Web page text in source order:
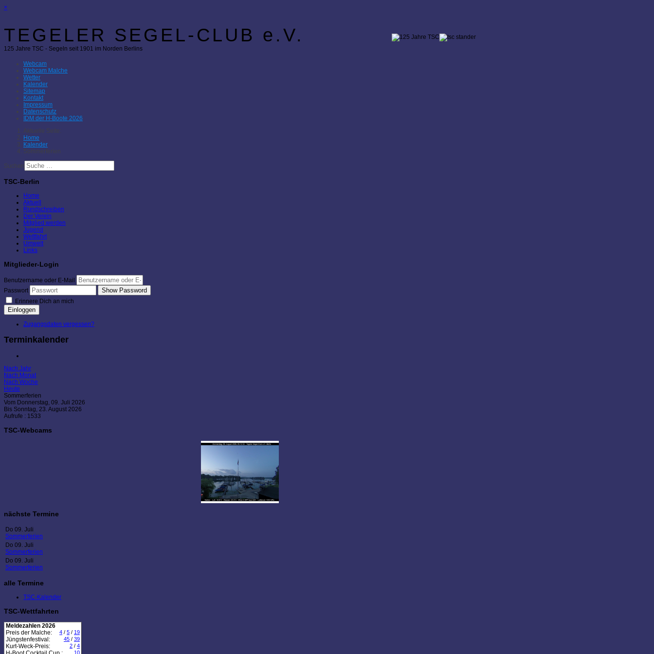
×
TEGELER SEGEL-CLUB e.V.
125 Jahre TSC - Segeln seit 1901 im Norden Berlins
Webcam
Webcam Malche
Wetter
Kalender
Sitemap
Kontakt
Impressum
Datenschutz
IDM der H-Boote 2026
Aktuelle Seite:
Home
Kalender
Sommerferien
Suchen
TSC-Berlin
Home
Aktuell
Rundschreiben
Der Verein
Mitglied werden
Jugend
Wettfahrt
Umwelt
Links
Mitglieder-Login
Benutzername oder E-Mail
Passwort
Show Password
Erinnere Dich an mich
Einloggen
Zugangsdaten vergessen?
Terminkalender
Nach Jahr
Nach Monat
Nach Woche
Heute
Sommerferien
Vom Donnerstag, 09. Juli 2026
Bis Sonntag, 23. August 2026
Aufrufe : 1533
TSC-Webcams
nächste Termine
Do 09. Juli
Sommerferien
Do 09. Juli
Sommerferien
Do 09. Juli
Sommerferien
alle Termine
TSC-Kalender
TSC-Wettfahrten
Meldezahlen 2026
Preis der Malche:
4 / 5 / 19
Jüngstenfestival: 45 / 39
Kurt-Weck-Preis: 2 / 4
10